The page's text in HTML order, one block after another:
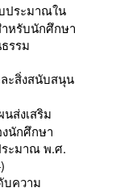
ประมาณใน
หรับนักศึกษา
รรม
ะสิ่งสนับสนุน
ส่งเสริม
นักศึกษา
ะมาณ พ.ศ.
บความ